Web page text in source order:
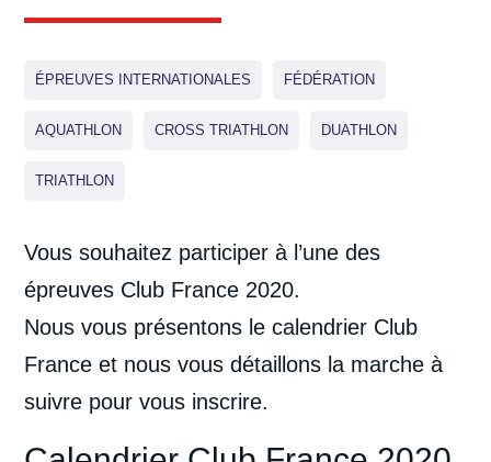
ÉPREUVES INTERNATIONALES FÉDÉRATION
AQUATHLON CROSS TRIATHLON DUATHLON
TRIATHLON
Vous souhaitez participer à l’une des
épreuves Club France 2020.
Nous vous présentons le calendrier Club
France et nous vous détaillons la marche à
suivre pour vous inscrire.